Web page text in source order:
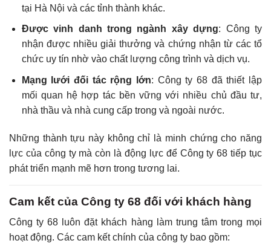
tại Hà Nội và các tỉnh thành khác.
Được vinh danh trong ngành xây dựng: Công ty
nhận được nhiều giải thưởng và chứng nhận từ các tổ
chức uy tín nhờ vào chất lượng công trình và dịch vụ.
Mạng lưới đối tác rộng lớn: Công ty 68 đã thiết lập
mối quan hệ hợp tác bền vững với nhiều chủ đầu tư,
nhà thầu và nhà cung cấp trong và ngoài nước.
Những thành tựu này không chỉ là minh chứng cho năng
lực của công ty mà còn là động lực để Công ty 68 tiếp tục
phát triển mạnh mẽ hơn trong tương lai.
Cam kết của Công ty 68 đối với khách hàng
Công ty 68 luôn đặt khách hàng làm trung tâm trong mọi
hoạt động. Các cam kết chính của công ty bao gồm: